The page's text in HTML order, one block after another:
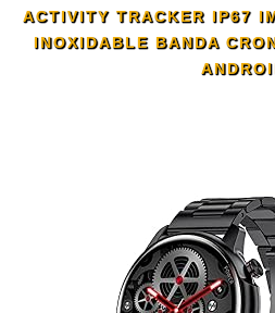
ACTIVITY TRACKER IP67
INOXIDABLE BANDA